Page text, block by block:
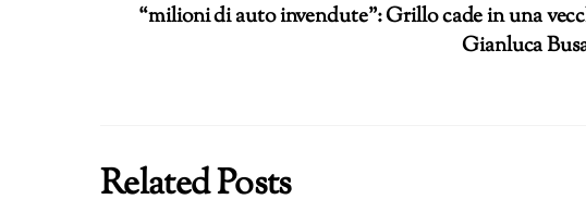
“milioni di auto invendute”: Grillo cade in una
Gianluca
Related Posts